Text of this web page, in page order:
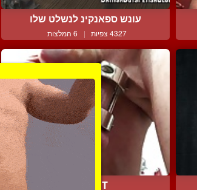
עונש ספאנקינ לנשלט שלו
4327 צפיות | 6 המלצות
CBT עצמי